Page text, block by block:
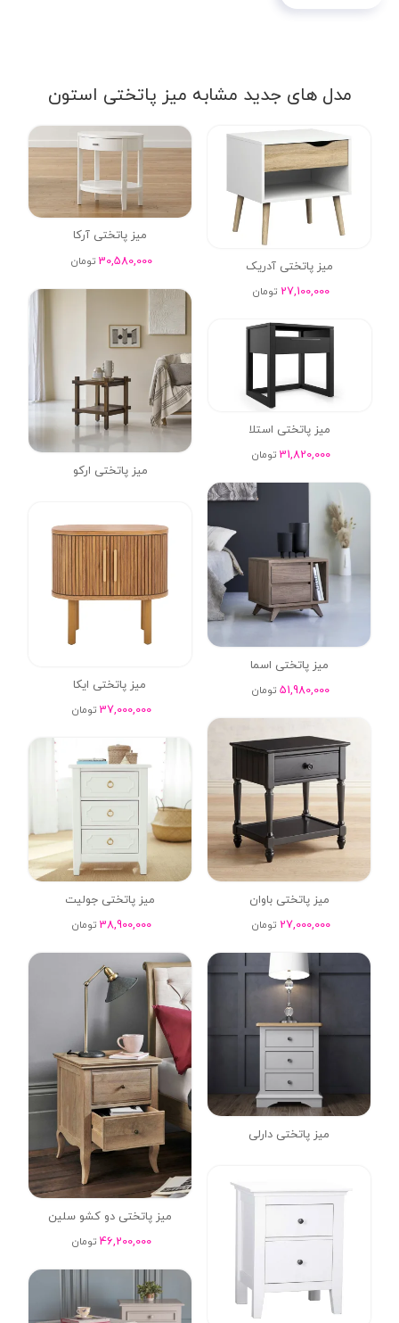
مدل های جدید مشابه میز پاتختی استون
میز پاتختی آدریک
27,100,000 تومان
میز پاتختی آرکا
30,580,000 تومان
میز پاتختی ارکو
میز پاتختی استلا
31,820,000 تومان
میز پاتختی اسما
51,980,000 تومان
میز پاتختی ایکا
37,000,000 تومان
میز پاتختی باوان
27,000,000 تومان
میز پاتختی جولیت
38,900,000 تومان
میز پاتختی دارلی
میز پاتختی دو کشو سلین
46,200,000 تومان